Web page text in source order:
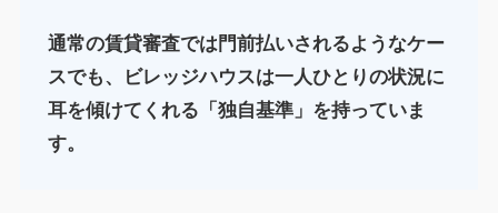
通常の賃貸審査では門前払いされるようなケー
スでも、ビレッジハウスは一人ひとりの状況に
耳を傾けてくれる「独自基準」を持っていま
す。